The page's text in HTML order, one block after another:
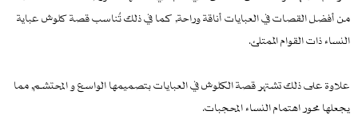
من أفضل القصات في العبايات أناقة وراحة, كما في ذلك تُناسب قصة كلوش عباية
النساء ذات القوام الممتلئ.
علاوة على ذلك تشتهر قصة الكلوش في العبايات بتصميمها الواسع و المحتشم, مما
يجعلها محور اهتمام النساء المحجبات.